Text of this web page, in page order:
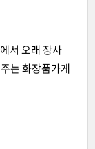
서 오래 장사
는 화장품가게